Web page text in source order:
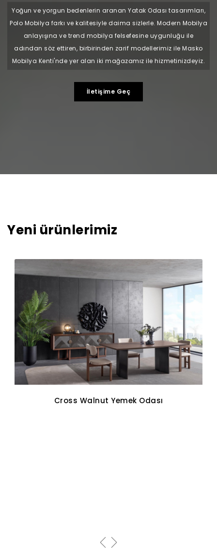
Yoğun ve yorgun bedenlerin aranan Yatak Odası tasarımları,
Polo Mobilya farkı ve kalitesiyle daima sizlerle. Modern Mobilya
anlayışına ve trend mobilya felsefesine uygunluğu ile
adından söz ettiren, birbirinden zarif modellerimiz ile Masko
Mobilya Kenti'nde yer alan iki mağazamız ile hizmetinizdeyiz.
İletişime Geç
Yeni ürünlerimiz
Cross Walnut Yemek Odası